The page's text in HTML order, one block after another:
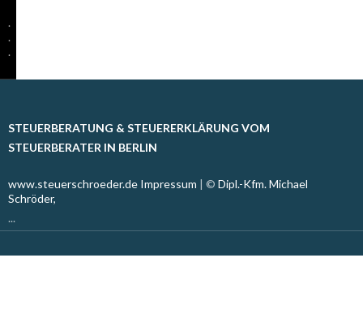
.
.
.
STEUERBERATUNG & STEUERERKLÄRUNG VOM
STEUERBERATER IN BERLIN
www.steuerschroeder.de Impressum | © Dipl.-Kfm. Michael
Schröder,
...